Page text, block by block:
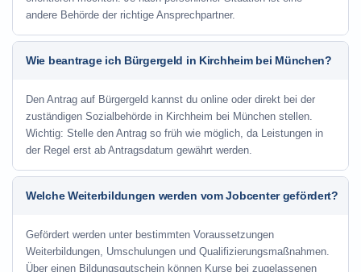
andere Behörde der richtige Ansprechpartner.
Wie beantrage ich Bürgergeld in Kirchheim bei München?
Den Antrag auf Bürgergeld kannst du online oder direkt bei der
zuständigen Sozialbehörde in Kirchheim bei München stellen.
Wichtig: Stelle den Antrag so früh wie möglich, da Leistungen in
der Regel erst ab Antragsdatum gewährt werden.
Welche Weiterbildungen werden vom Jobcenter gefördert?
Gefördert werden unter bestimmten Voraussetzungen
Weiterbildungen, Umschulungen und Qualifizierungsmaßnahmen.
Über einen Bildungsgutschein können Kurse bei zugelassenen